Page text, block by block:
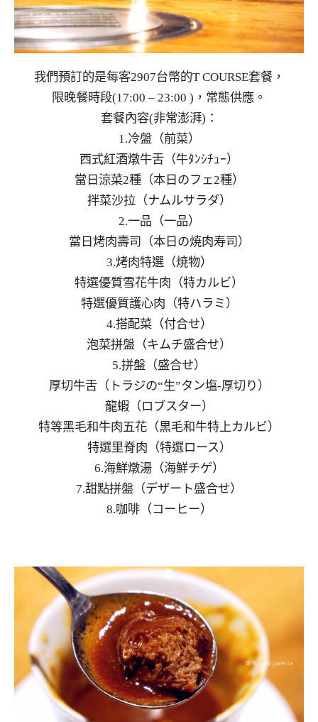
我們預訂的是每客2907台幣的T COURSE套餐，
限晚餐時段(17:00 – 23:00 )，常態供應。
套餐內容(非常澎湃)：
1.冷盤（前菜）
西式紅酒燉牛舌（牛ﾀﾝｼﾁｭｰ）
當日涼菜2種（本日のフェ2種）
拌菜沙拉（ナムルサラダ）
2.一品（一品）
當日烤肉壽司（本日の焼肉寿司）
3.烤肉特選（焼物）
特選優質雪花牛肉（特カルビ）
特選優質護心肉（特ハラミ）
4.搭配菜（付合せ）
泡菜拼盤（キムチ盛合せ）
5.拼盤（盛合せ）
厚切牛舌（トラジの“生”タン塩-厚切り）
龍蝦（ロブスター）
特等黑毛和牛肉五花（黒毛和牛特上カルビ）
特選里脊肉（特選ロース）
6.海鮮燉湯（海鮮チゲ）
7.甜點拼盤（デザート盛合せ）
8.咖啡（コーヒー）